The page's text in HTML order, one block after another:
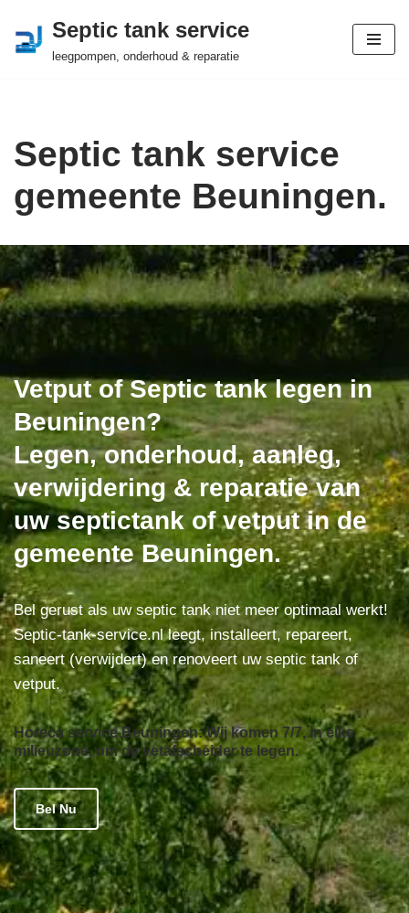
Ga
Septic tank service
leegpompen, onderhoud & reparatie
Septic tank service
gemeente Beuningen.
Vetput of Septic tank legen in
Beuningen?
Legen, onderhoud, aanleg,
verwijdering & reparatie van
uw septictank of vetput in de
gemeente Beuningen.
Bel gerust als uw septic tank niet meer optimaal werkt!
Septic-tank-service.nl leegt, installeert, repareert,
saneert (verwijdert) en renoveert uw septic tank of
vetput.
Horeca service Beuningen: Wij komen 7/7, in elke
milieuzone, om de vetafscheider te legen.
Bel Nu